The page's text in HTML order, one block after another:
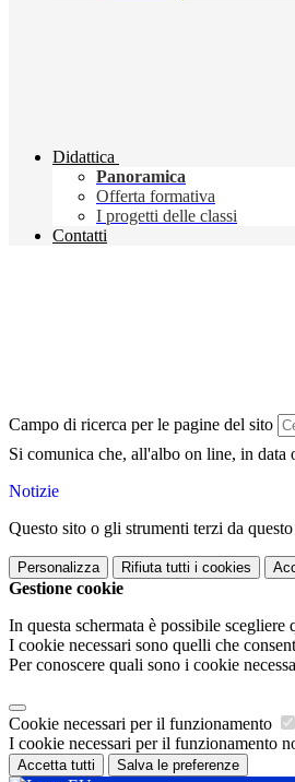
Didattica
Panoramica
Offerta formativa
I progetti delle classi
Contatti
Campo di ricerca per le pagine del sito
Si comunica che, all'albo on line, in data
Notizie
Questo sito o gli strumenti terzi da
Personalizza Rifiuta tutti i cookies
Gestione cookie
In questa schermata è possibile scegliere
I cookie necessari sono quelli che
Per conoscere quali sono i cookie
Cookie necessari per il funzionamento
I cookie necessari per il funzionamento
Accetta tutti Salva le preferenze